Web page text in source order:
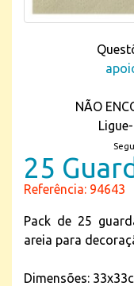
NÃO
25
Referência: 94643
Pack de 25
areia para
Dimensões: